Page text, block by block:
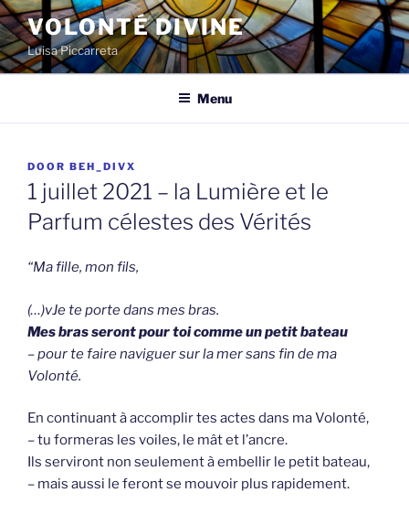
Spring
naar
de
inhoud
VOLONTÉ DIVINE
Luisa Piccarreta
Menu
GEPLAATST
OP
DOOR BEH_DIVX
1 juillet 2021 – la Lumière et le
Parfum célestes des Vérités
“Ma fille, mon fils,
(…)vJe te porte dans mes bras.
Mes bras seront pour toi comme un petit bateau
– pour te faire naviguer sur la mer sans fin de ma
Volonté.
En continuant à accomplir tes actes dans ma Volonté,
– tu formeras les voiles, le mât et l’ancre.
Ils serviront non seulement à embellir le petit bateau,
– mais aussi le feront se mouvoir plus rapidement.